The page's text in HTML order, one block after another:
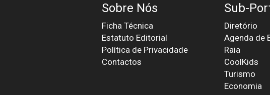
Sobre Nós
Ficha Técnica
Estatuto Editorial
Política de Privacidade
Contactos
Sub-
Diretório
Agenda de
Raia
CoolKids
Turismo
Economia